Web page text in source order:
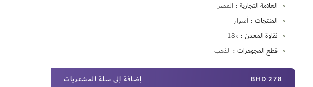
المعلومات
العلامة التجارية
القصر
المنتجات أسوار
نقاوة المعدن 18k
قطع المجوهرات
الذهب
278 BHD إضافة إلى سلة المشتريات